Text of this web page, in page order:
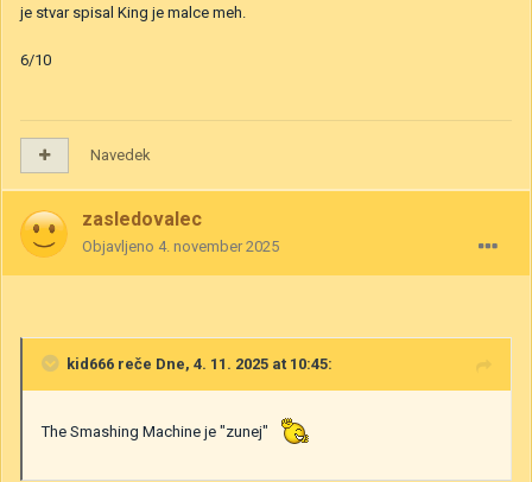
je stvar spisal King je malce meh.
6/10
Navedek
zasledovalec
Objavljeno 4. november 2025
kid666 reče Dne, 4. 11. 2025 at 10:45:
The Smashing Machine je "zunej"